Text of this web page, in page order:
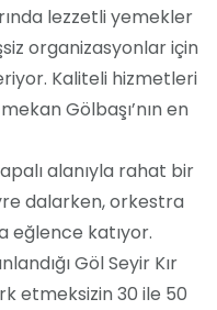
lezzetli yemekler
organizasyonlar için
Kaliteli hizmetleri
Gölbaşı’nın en
alanıyla rahat bir
dalarken, orkestra
eğlence katıyor.
Göl Seyir Kır
etmeksizin 30 ile 50